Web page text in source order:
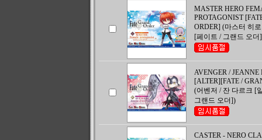
MASTER HERO
PROTAGONIST
ORDER] (마스터 히
[페이트 / 그랜드 오더
AVENGER / JEANNE
[ALTER][FATE /
(어벤저 / 잔 다르크 [
그랜드 오더])
CASTER - NERO